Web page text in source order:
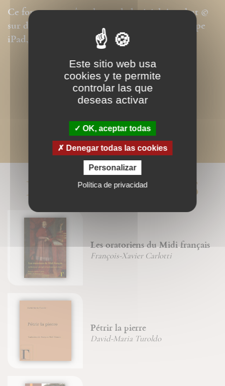
Ce format peut être lu par le logiciel Acrobat ©
sur des ordinateurs ou tablettes tactiles de type
iPad, Archos, Asus ou autres.
LIVRES ASSOCIÉS
Les oratoriens du Midi français
François-Xavier Carlotti
Pétrir la pierre
David-Maria Turoldo
Este sitio web usa
cookies y te permite
controlar las que
deseas activar
OK, aceptar todas
Denegar todas las cookies
Personalizar
Política de privacidad